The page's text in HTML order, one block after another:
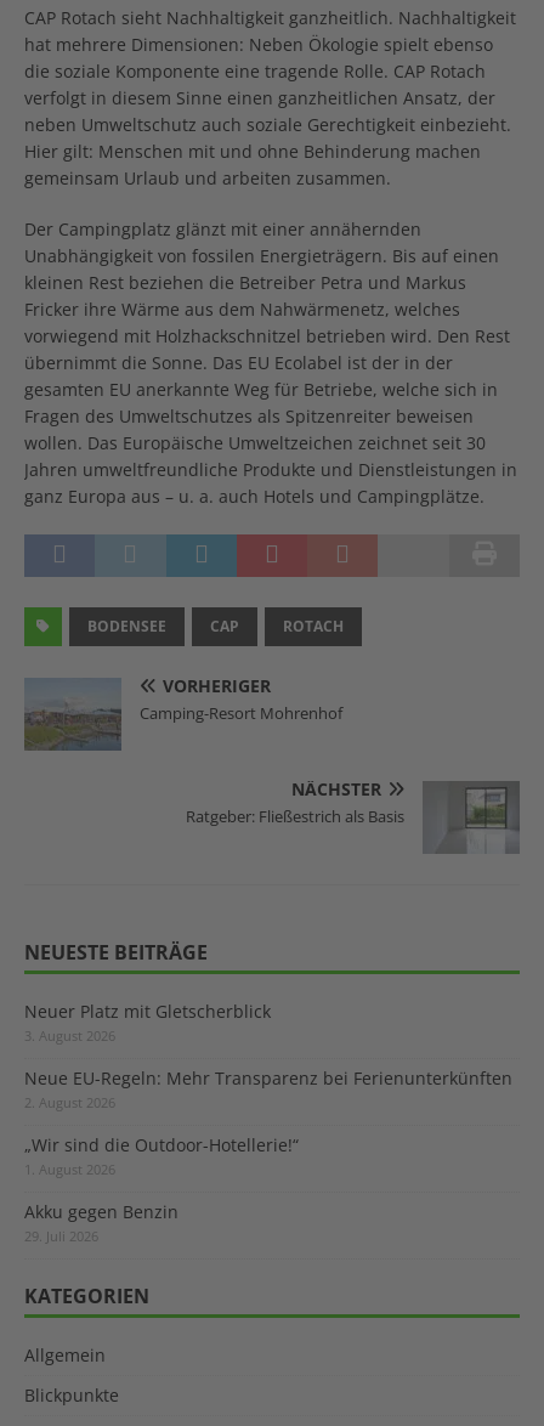
CAP Rotach sieht Nachhaltigkeit ganzheitlich. Nachhaltigkeit
hat mehrere Dimensionen: Neben Ökologie spielt ebenso
die soziale Komponente eine tragende Rolle. CAP Rotach
verfolgt in diesem Sinne einen ganzheitlichen Ansatz, der
neben Umweltschutz auch soziale Gerechtigkeit einbezieht.
Hier gilt: Menschen mit und ohne Behinderung machen
gemeinsam Urlaub und arbeiten zusammen.
Der Campingplatz glänzt mit einer annähernden
Unabhängigkeit von fossilen Energieträgern. Bis auf einen
kleinen Rest beziehen die Betreiber Petra und Markus
Fricker ihre Wärme aus dem Nahwärmenetz, welches
vorwiegend mit Holzhackschnitzel betrieben wird. Den Rest
übernimmt die Sonne. Das EU Ecolabel ist der in der
gesamten EU anerkannte Weg für Betriebe, welche sich in
Fragen des Umweltschutzes als Spitzenreiter beweisen
wollen. Das Europäische Umweltzeichen zeichnet seit 30
Jahren umweltfreundliche Produkte und Dienstleistungen in
ganz Europa aus – u. a. auch Hotels und Campingplätze.
BODENSEE CAP ROTACH
VORHERIGER
Camping-Resort Mohrenhof
NÄCHSTER
Ratgeber: Fließestrich als Basis
NEUESTE BEITRÄGE
Neuer Platz mit Gletscherblick
3. August 2026
Neue EU-Regeln: Mehr Transparenz bei Ferienunterkünften
2. August 2026
„Wir sind die Outdoor-Hotellerie!“
1. August 2026
Akku gegen Benzin
29. Juli 2026
KATEGORIEN
Allgemein
Blickpunkte